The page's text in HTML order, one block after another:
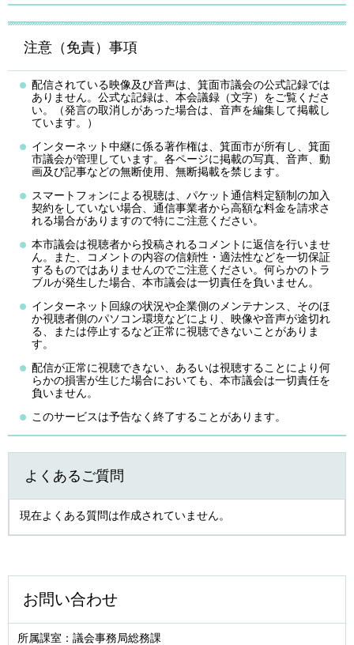
注意（免責）事項
配信されている映像及び音声は、箕面市議会の公式記録では
ありません。公式な記録は、本会議録（文字）をご覧くださ
い。（発言の取消しがあった場合は、音声を編集して掲載し
ています。）
インターネット中継に係る著作権は、箕面市が所有し、箕面
市議会が管理しています。各ページに掲載の写真、音声、動
画及び記事などの無断使用、無断掲載を禁じます。
スマートフォンによる視聴は、パケット通信料定額制の加入
契約をしていない場合、通信事業者から高額な料金を請求さ
れる場合がありますので特にご注意ください。
本市議会は視聴者から投稿されるコメントに返信を行いませ
ん。また、コメントの内容の信頼性・適法性などを一切保証
するものではありませんのでご注意ください。何らかのトラ
ブルが発生した場合、本市議会は一切責任を負いません。
インターネット回線の状況や企業側のメンテナンス、そのほ
か視聴者側のパソコン環境などにより、映像や音声が途切れ
る、または停止するなど正常に視聴できないことがありま
す。
配信が正常に視聴できない、あるいは視聴することにより何
らかの損害が生じた場合においても、本市議会は一切責任を
負いません。
このサービスは予告なく終了することがあります。
よくあるご質問
現在よくある質問は作成されていません。
お問い合わせ
所属課室：議会事務局総務課